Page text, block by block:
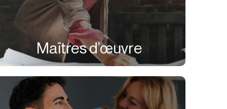
Maîtres d’œuvre